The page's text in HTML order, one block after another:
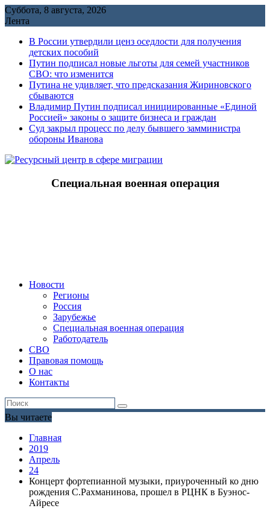
Перейти
к
Суббота, 8 августа, 2026
Лента
В России утвердили ценз оседлости для получения
детских пособий
Путин подписал новые льготы для семей участников
СВО: что изменится
Путина не удивляет, что предсказания Жириновского
сбываются
Владимир Путин подписал инициированные «Единой
Россией» законы о защите бизнеса и граждан
Cуд закрыл процесс по делу бывшего замминистра
обороны Иванова
Специальная военная операция
Новости
Регионы
Россия
Зарубежье
Специальная военная операция
Работодатель
СВО
Правовая помощь
О нас
Контакты
Вы читаете
Главная
2019
Апрель
24
Концерт фортепианной музыки, приуроченный ко дню
рождения С.Рахманинова, прошел в РЦНК в Буэнос-
Айресе